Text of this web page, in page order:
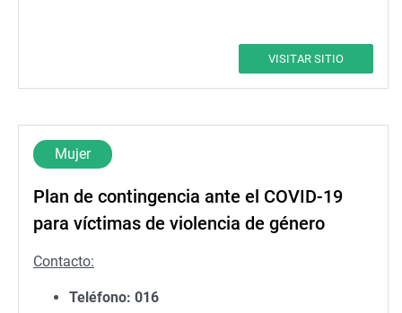
Teléfono gratuito y anónimo: 900 580 888
VISITAR SITIO
Mujer
Plan de contingencia ante el COVID-19
para víctimas de violencia de género
Contacto:
Teléfono: 016